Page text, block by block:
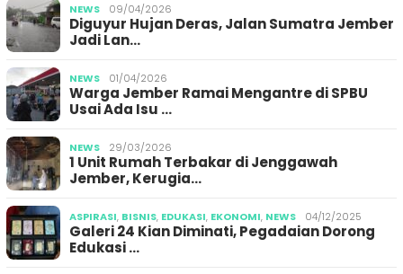
NEWS 09/04/2026
Diguyur Hujan Deras, Jalan Sumatra Jember
Jadi Lan…
NEWS 01/04/2026
Warga Jember Ramai Mengantre di SPBU
Usai Ada Isu …
NEWS 29/03/2026
1 Unit Rumah Terbakar di Jenggawah
Jember, Kerugia…
ASPIRASI, BISNIS, EDUKASI, EKONOMI, NEWS 04/12/2025
Galeri 24 Kian Diminati, Pegadaian Dorong
Edukasi …